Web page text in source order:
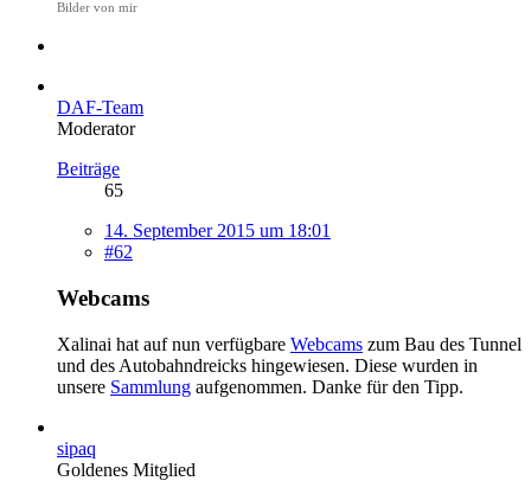
Bilder von mir
DAF-Team
Moderator
Beiträge
65
14. September 2015 um 18:01
#62
Webcams
Xalinai hat auf nun verfügbare Webcams zum Bau des Tunnel
und des Autobahndreicks hingewiesen. Diese wurden in
unsere Sammlung aufgenommen. Danke für den Tipp.
sipaq
Goldenes Mitglied